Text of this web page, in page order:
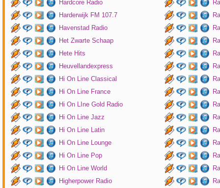
Hardcore Radio
Harderwijk FM 107.7
Havenstad Radio
Het Zwarte Schaap
Hete Hits
Heuvellandexpress
Hi On Line Classical
Hi On Line France
Hi On LIne Gold Radio
Hi On Line Jazz
Hi On Line Latin
Hi On Line Lounge
Hi On Line Pop
Hi On Line World
Higherpower Radio